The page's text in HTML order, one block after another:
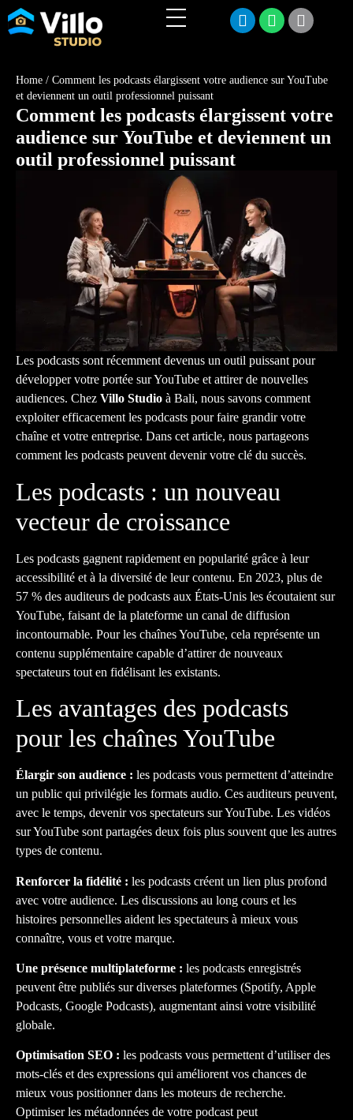
Home / Comment les podcasts élargissent votre audience sur YouTube
et deviennent un outil professionnel puissant
Comment les podcasts élargissent votre
audience sur YouTube et deviennent un
outil professionnel puissant
Les podcasts sont récemment devenus un outil puissant pour
développer votre portée sur YouTube et attirer de nouvelles
audiences. Chez Villo Studio à Bali, nous savons comment
exploiter efficacement les podcasts pour faire grandir votre
chaîne et votre entreprise. Dans cet article, nous partageons
comment les podcasts peuvent devenir votre clé du succès.
Les podcasts : un nouveau
vecteur de croissance
Les podcasts gagnent rapidement en popularité grâce à leur
accessibilité et à la diversité de leur contenu. En 2023, plus de
57 % des auditeurs de podcasts aux États-Unis les écoutaient sur
YouTube, faisant de la plateforme un canal de diffusion
incontournable. Pour les chaînes YouTube, cela représente un
contenu supplémentaire capable d’attirer de nouveaux
spectateurs tout en fidélisant les existants.
Les avantages des podcasts
pour les chaînes YouTube
Élargir son audience : les podcasts vous permettent d’atteindre
un public qui privilégie les formats audio. Ces auditeurs peuvent,
avec le temps, devenir vos spectateurs sur YouTube. Les vidéos
sur YouTube sont partagées deux fois plus souvent que les autres
types de contenu.
Renforcer la fidélité : les podcasts créent un lien plus profond
avec votre audience. Les discussions au long cours et les
histoires personnelles aident les spectateurs à mieux vous
connaître, vous et votre marque.
Une présence multiplateforme : les podcasts enregistrés
peuvent être publiés sur diverses plateformes (Spotify, Apple
Podcasts, Google Podcasts), augmentant ainsi votre visibilité
globale.
Optimisation SEO : les podcasts vous permettent d’utiliser des
mots-clés et des expressions qui améliorent vos chances de
mieux vous positionner dans les moteurs de recherche.
Optimiser les métadonnées de votre podcast peut